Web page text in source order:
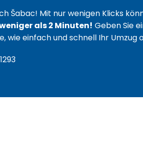
Šabac! Mit nur wenigen Klicks
als 2 Minuten! Geben Sie
wie einfach und schnell Ihr